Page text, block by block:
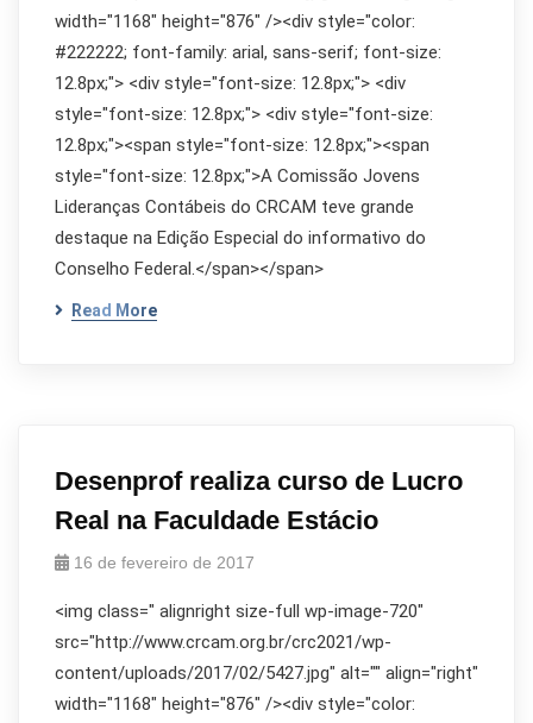
width="1168" height="876" /><div style="color:
#222222; font-family: arial, sans-serif; font-size:
12.8px;"> <div style="font-size: 12.8px;"> <div
style="font-size: 12.8px;"> <div style="font-size:
12.8px;"><span style="font-size: 12.8px;"><span
style="font-size: 12.8px;">A Comissão Jovens
Lideranças Contábeis do CRCAM teve grande
destaque na Edição Especial do informativo do
Conselho Federal.</span></span>
Read More
Desenprof realiza curso de Lucro
Real na Faculdade Estácio
16 de fevereiro de 2017
<img class=" alignright size-full wp-image-720"
src="http://www.crcam.org.br/crc2021/wp-
content/uploads/2017/02/5427.jpg" alt="" align="right"
width="1168" height="876" /><div style="color: